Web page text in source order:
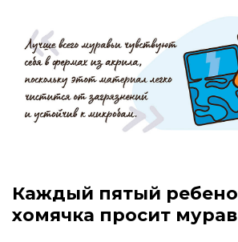
Каждый пятый
хомячка просит